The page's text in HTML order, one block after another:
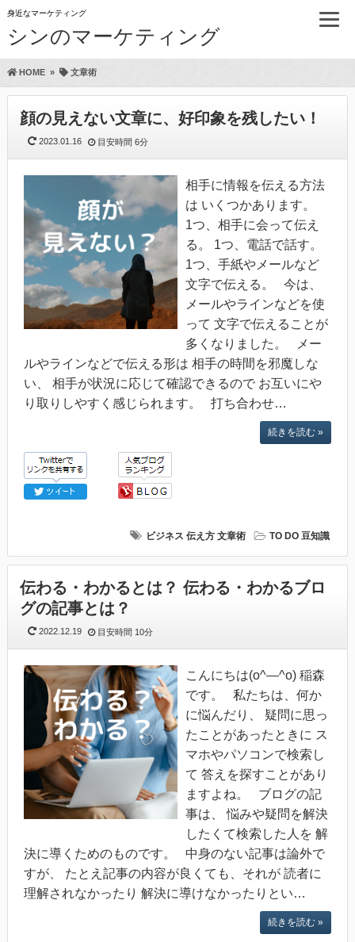
身近なマーケティング
シンのマーケティング
HOME» 文章術
顔の見えない文章に、好印象を残したい！
2023.01.16 目安時間 6分
相手に情報を伝える方法
は いくつかあります。
1つ、相手に会って伝え
る。 1つ、電話で話す。
1つ、手紙やメールなど
文字で伝える。 今は、
メールやラインなどを使
って 文字で伝えることが
多くなりました。 メー
ルやラインなどで伝える形は 相手の時間を邪魔しな
い、 相手が状況に応じて確認できるので お互いにや
り取りしやすく感じられます。 打ち合わせ…
続きを読む »
ビジネス 伝え方 文章術 TO DO 豆知識
伝わる・わかるとは？ 伝わる・わかるブロ
グの記事とは？
2022.12.19 目安時間 10分
こんにちは(o^―^o) 稲森
です。 私たちは、何か
に悩んだり、 疑問に思っ
たことがあったときに ス
マホやパソコンで検索し
て 答えを探すことがあり
ますよね。 ブログの記
事は、 悩みや疑問を解決
したくて検索した人を 解
決に導くためのものです。 中身のない記事は論外で
すが、 たとえ記事の内容が良くても、それが 読者に
理解されなかったり 解決に導けなかったりとい…
続きを読む »